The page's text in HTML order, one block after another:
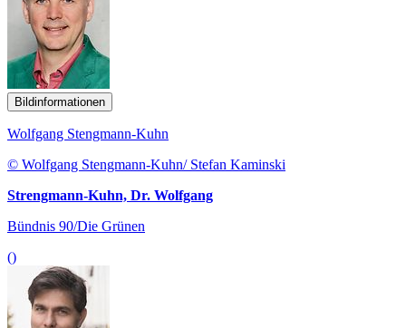
Bildinformationen
Wolfgang Stengmann-Kuhn
© Wolfgang Stengmann-Kuhn/ Stefan Kaminski
Strengmann-Kuhn, Dr. Wolfgang
Bündnis 90/Die Grünen
()